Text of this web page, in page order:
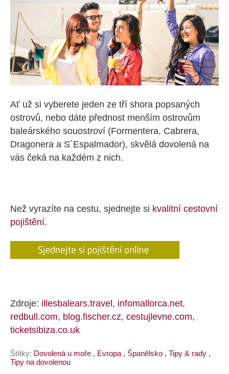
Ať už si vyberete jeden ze tří shora popsaných
ostrovů, nebo dáte přednost menším ostrovům
baleárského souostroví (Formentera, Cabrera,
Dragonera a S´Espalmador), skvělá dovolená na
vás čeká na každém z nich.
Než vyrazíte na cestu, sjednejte si kvalitní cestovní
pojištění.
Zdroje: illesbalears.travel, infomallorca.net,
redbull.com, blog.fischer.cz, cestujlevne.com,
ticketsibiza.co.uk
Štítky: Dovolená u moře , Evropa , Španělsko , Tipy & rady ,
Tipy na dovolenou